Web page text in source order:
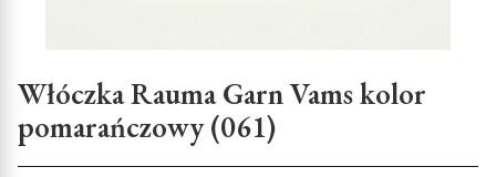
Włóczka Rauma Garn Vams kolor
pomarańczowy (061)